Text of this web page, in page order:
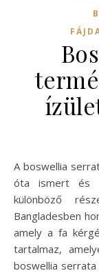
A boswellia serrata, más néven indiai tömjénfa, évezredek
óta ismert és
különböző
Bangladesben
amely a fa
tartalmaz,
boswellia serrata